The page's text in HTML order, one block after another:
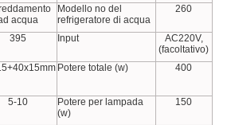
acqua
Modello no del
refrigeratore di acqua
260
395 Input
AC220V,
(facoltativo)
Potere totale (w) 400
5-10
Potere per lampada
(w)
150